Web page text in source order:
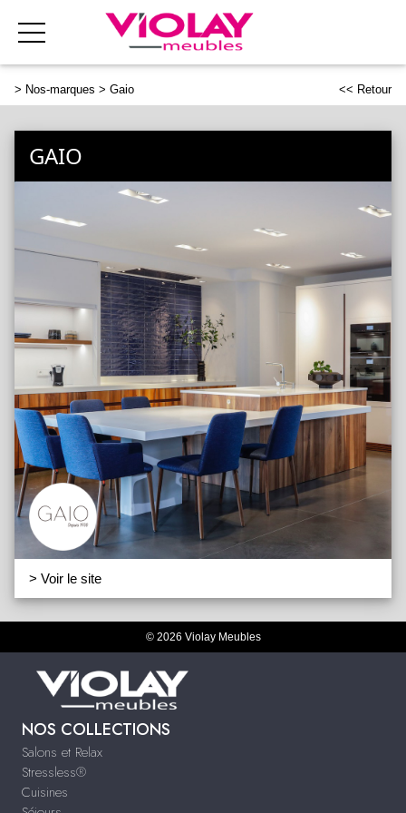
> Nos-marques > Gaio << Retour
GAIO
> Voir le site
© 2026 Violay Meubles
NOS COLLECTIONS
Salons et Relax
Stressless®
Cuisines